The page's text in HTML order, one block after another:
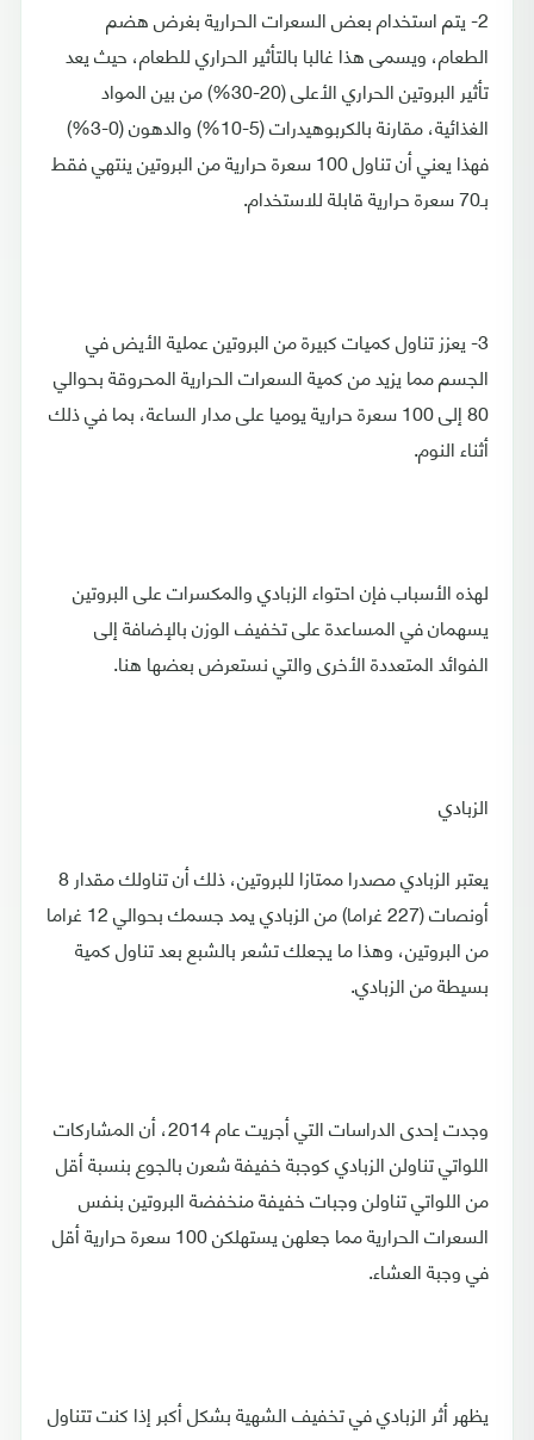
2- يتم استخدام بعض السعرات الحرارية بغرض هضم
الطعام، ويسمى هذا غالبا بالتأثير الحراري للطعام، حيث يعد
تأثير البروتين الحراري الأعلى (20-30%) من بين المواد
الغذائية، مقارنة بالكربوهيدرات (5-10%) والدهون (0-3%)
فهذا يعني أن تناول 100 سعرة حرارية من البروتين ينتهي فقط
بـ70 سعرة حرارية قابلة للاستخدام.
3- يعزز تناول كميات كبيرة من البروتين عملية الأيض في
الجسم مما يزيد من كمية السعرات الحرارية المحروقة بحوالي
80 إلى 100 سعرة حرارية يوميا على مدار الساعة، بما في ذلك
أثناء النوم.
لهذه الأسباب فإن احتواء الزبادي والمكسرات على البروتين
يسهمان في المساعدة على تخفيف الوزن بالإضافة إلى
الفوائد المتعددة الأخرى والتي نستعرض بعضها هنا.
الزبادي
يعتبر الزبادي مصدرا ممتازا للبروتين، ذلك أن تناولك مقدار 8
أونصات (227 غراما) من الزبادي يمد جسمك بحوالي 12 غراما
من البروتين، وهذا ما يجعلك تشعر بالشبع بعد تناول كمية
بسيطة من الزبادي.
وجدت إحدى الدراسات التي أجريت عام 2014، أن المشاركات
اللواتي تناولن الزبادي كوجبة خفيفة شعرن بالجوع بنسبة أقل
من اللواتي تناولن وجبات خفيفة منخفضة البروتين بنفس
السعرات الحرارية مما جعلهن يستهلكن 100 سعرة حرارية أقل
في وجبة العشاء.
يظهر أثر الزبادي في تخفيف الشهية بشكل أكبر إذا كنت تتناول